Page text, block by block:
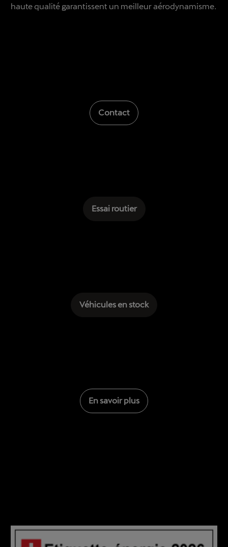
haute qualité garantissent un meilleur aérodynamisme.
Contact
Essai routier
Véhicules en stock
En savoir plus